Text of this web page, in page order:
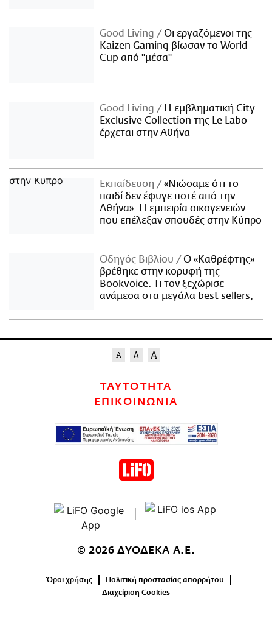
Good Living
Οι εργαζόμενοι της
Kaizen Gaming βίωσαν το World
Cup από "μέσα"
Good Living
Η εμβληματική City
Exclusive Collection της Le Labo
έρχεται στην Αθήνα
Εκπαίδευση
«Νιώσαμε ότι το
παιδί δεν έφυγε ποτέ από την
Αθήνα»: Η εμπειρία οικογενειών
που επέλεξαν σπουδές στην Κύπρο
Οδηγός Βιβλίου
Ο «Καθρέφτης»
βρέθηκε στην κορυφή της
Bookvoice. Τι τον ξεχώρισε
ανάμεσα στα μεγάλα best sellers;
ΤΑΥΤΟΤΗΤΑ
ΕΠΙΚΟΙΝΩΝΙΑ
© 2026 ΔΥΟΔΕΚΑ Α.Ε.
Όροι χρήσης
Πολιτική προστασίας απορρήτου
Διαχείριση Cookies